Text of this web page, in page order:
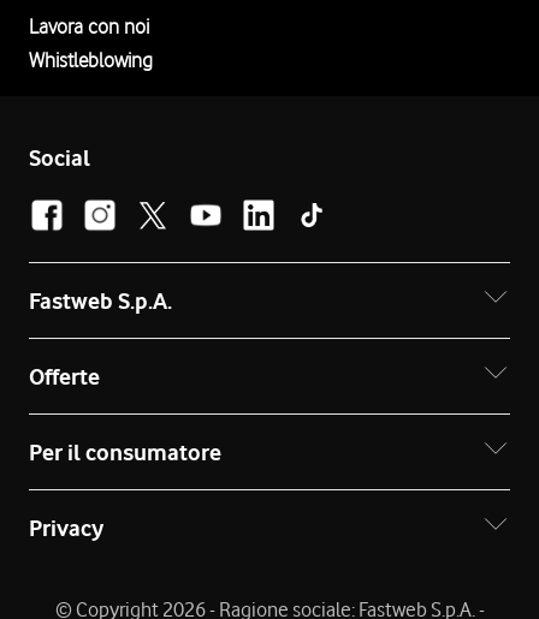
Lavora con noi
Whistleblowing
Social
Fastweb S.p.A.
Offerte
Per il consumatore
Privacy
© Copyright 2026 - Ragione sociale: Fastweb S.p.A. -